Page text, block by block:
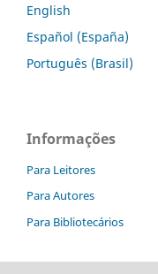
English
Español (España)
Português (Brasil)
Informações
Para Leitores
Para Autores
Para Bibliotecários